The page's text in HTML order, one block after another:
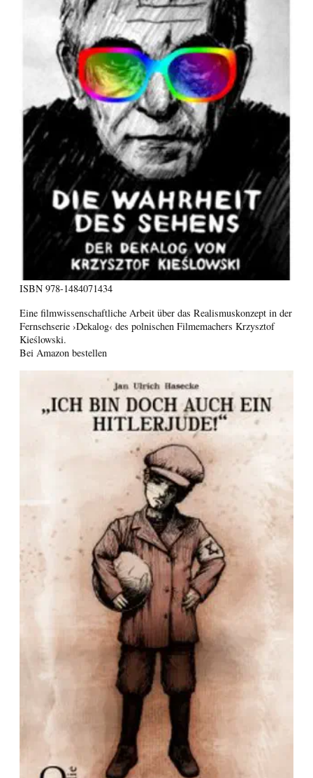
ISBN 978-1484071434
Eine filmwissenschaftliche Arbeit über das Realismuskonzept in der
Fernsehserie ›Dekalog‹ des polnischen Filmemachers Krzysztof
Kieślowski.
Bei Amazon bestellen